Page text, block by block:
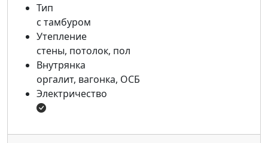
Тип
с тамбуром
Утепление
стены, потолок, пол
Внутрянка
оргалит, вагонка, ОСБ
Электричество